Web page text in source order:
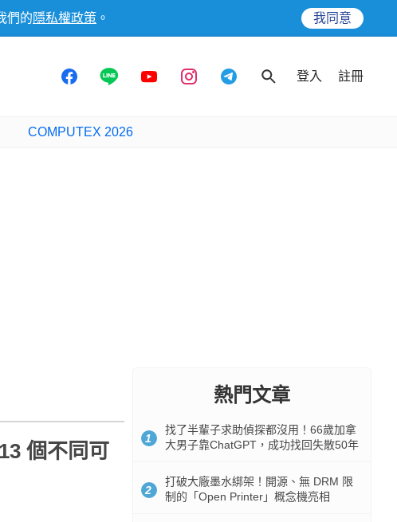
們的 隱私權政策 。 我同意
登入 註冊
COMPUTEX 2026
個不同可
熱門文章
1
找了半輩子求助偵探都沒用！66歲加拿
大男子靠ChatGPT，成功找回失散50年
2
打破大廠墨水綁架！開源、無 DRM 限
制的「Open Printer」概念機亮相